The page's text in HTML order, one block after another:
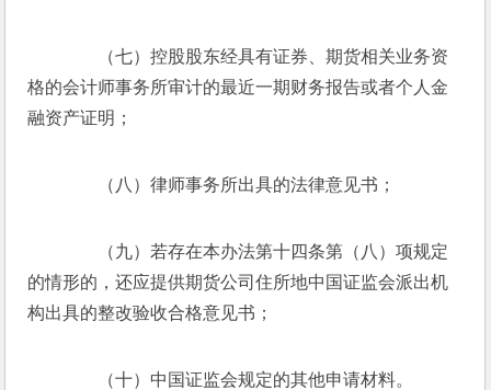
（七）控股股东经具有证券、期货相关业务资
格的会计师事务所审计的最近一期财务报告或者个人金
融资产证明；
（八）律师事务所出具的法律意见书；
（九）若存在本办法第十四条第（八）项规定
的情形的，还应提供期货公司住所地中国证监会派出机
构出具的整改验收合格意见书；
（十）中国证监会规定的其他申请材料。